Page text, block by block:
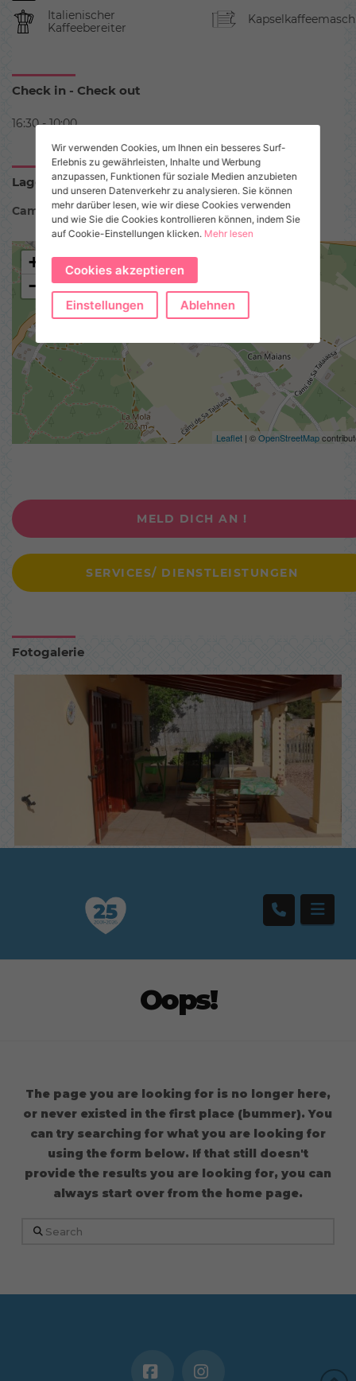
Italienischer
Kaffeebereiter
Check in - Check out
16:30 - 10:00
Lage
Camino des Soldats
+
−
Leaflet | ©OpenStreetMap
MELD DICH AN !
SERVICES/ DIENSTLEISTUNGEN
Fotogalerie
Wir verwenden Cookies, um Ihnen ein besseres Surf-
Erlebnis zu gewährleisten, Inhalte und Werbung
anzupassen, Funktionen für soziale Medien anzubieten
und unseren Datenverkehr zu analysieren. Sie können
mehr darüber lesen, wie wir diese Cookies verwenden
und wie Sie die Cookies kontrollieren können, indem Sie
auf Cookie-Einstellungen klicken. Mehr lesen
Cookies akzeptieren
Einstellungen Ablehnen